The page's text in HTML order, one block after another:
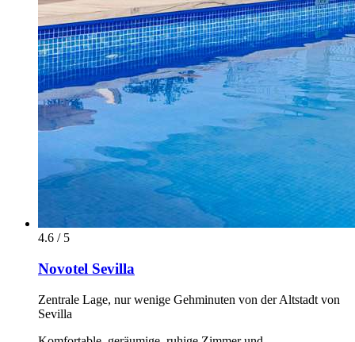
4.6 / 5
Novotel Sevilla
Zentrale Lage, nur wenige Gehminuten von der Altstadt von
Sevilla